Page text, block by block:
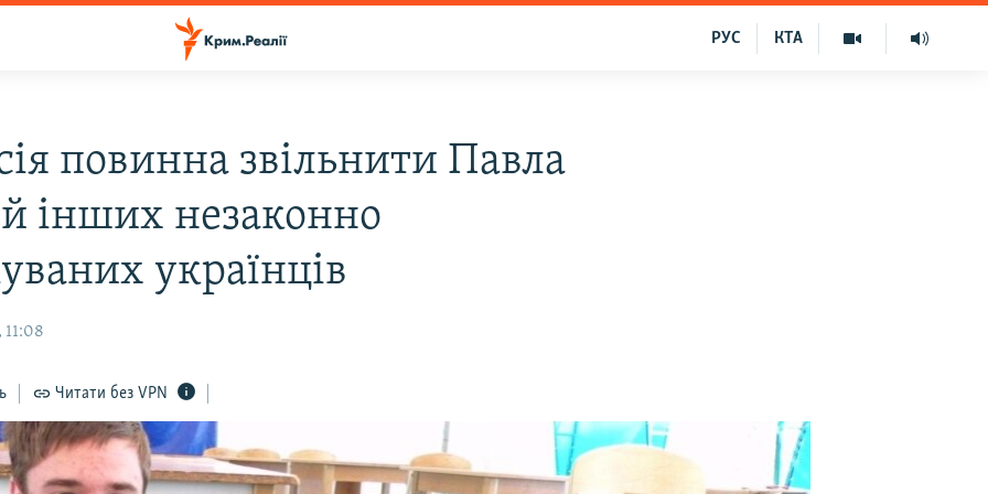
КТА
РУС
повинна звільнити Павла
інших незаконно
українців
11:08
Читати без VPN